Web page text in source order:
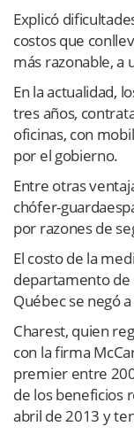
Explicó
costos que
más razonable, a
En la actualidad,
tres años,
oficinas, con
por el gobierno.
Entre otras
chófer-
por razones de
El costo de la
departamento de
Québec se negó
Charest, quien
con la firma
premier entre
de los beneficios
abril de 2013 y